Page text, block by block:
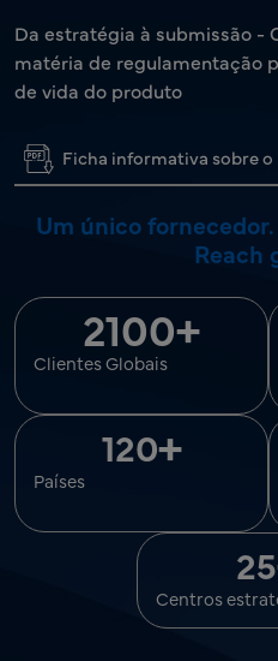
Da estratégia à submissão -
matéria de regulamentação
de vida do produto
Ficha informativa sobre o
Um único
Reach
2100+
Clientes Globais
120+
Países
25
Centros